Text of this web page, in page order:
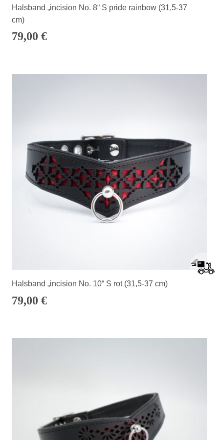
Halsband „incision No. 8“ S pride rainbow (31,5-37
cm)
79,00 €
Halsband „incision No. 10“ S rot (31,5-37 cm)
79,00 €